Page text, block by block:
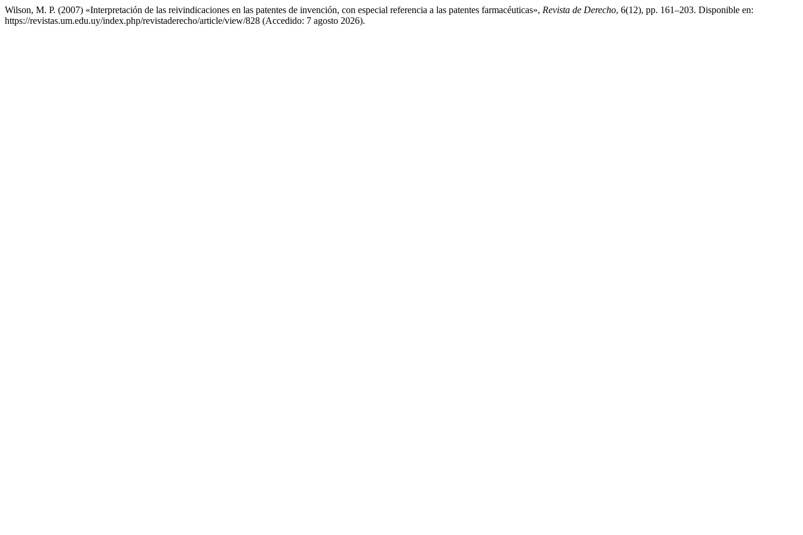
Wilson, M. P. (2007) «Interpretación de las reivindicaciones en las patentes de invención, con especial referencia a las patentes farmacéuticas», Revista de Derecho, 6(12), pp. 161–203. Disponible en:
https://revistas.um.edu.uy/index.php/revistaderecho/article/view/828 (Accedido: 7 agosto 2026).